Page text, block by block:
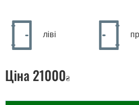
ліві
Ціна 21000₴